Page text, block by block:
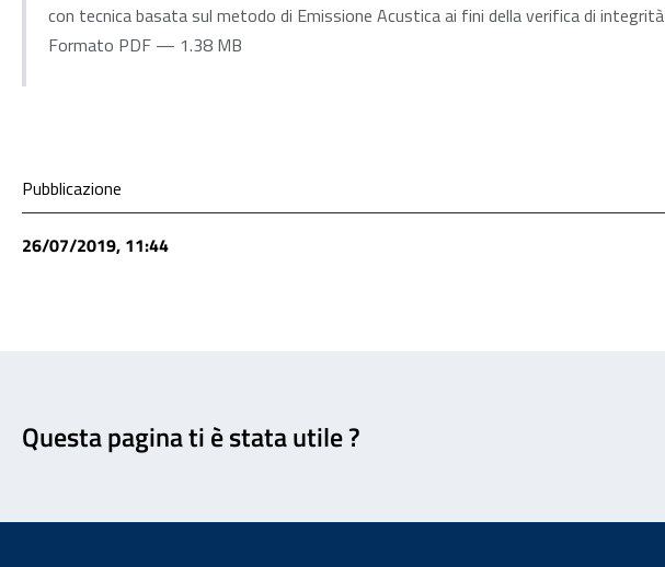
con tecnica basata sul metodo di Emissione Acustica ai fini della verifica di integrità
Formato PDF — 1.38 MB
Condivisione social
Pubblicazione
26/07/2019, 11:44
Questa pagina ti è stata utile ?